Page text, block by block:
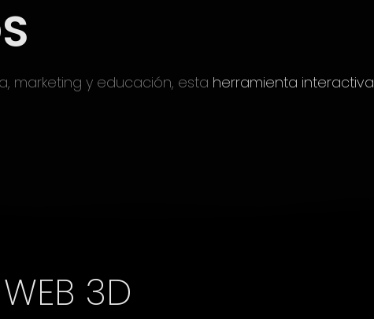
marketing y educación, esta herramienta interactiva
WEB 3D